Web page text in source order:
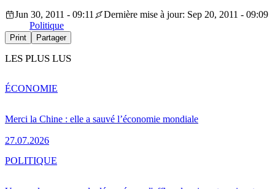
Jun 30, 2011 - 09:11
Dernière mise à jour: Sep 20, 2011 - 09:09
Politique
Print Partager
LES PLUS LUS
Merci la Chine : elle a sauvé l’économie mondiale
27.07.2026
ÉCONOMIE
POLITIQUE